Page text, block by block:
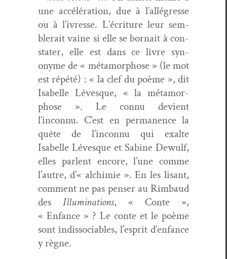
une accéléra­tion, due à l’allégresse
ou à l’ivresse. L’écriture leur sem­
blerait vaine si elle se bor­nait à con­
stater, elle est dans ce livre syn­
onyme de « méta­mor­phose » (le mot
est répété) : « la clef du poème », dit
Isabelle Lévesque, « la méta­mor­
phose ». Le con­nu devient
l’inconnu. C’est en per­ma­nence la
quête de l’inconnu qui exalte
Isabelle Lévesque et Sabine Dewulf,
elles par­lent encore, l’une comme
l’autre, d’« alchimie ». En les lisant,
com­ment ne pas penser au Rim­baud
des Illu­mi­na­tions, « Con­te »,
« Enfance » ? Le con­te et le poème
sont indis­so­cia­bles, l’esprit d’enfance
y règne.